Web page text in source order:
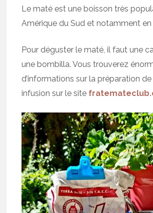
Le maté est une boisson très
Amérique du Sud et notamment en
Pour déguster le maté, il faut une
une bombilla. Vous trouverez
d’informations sur la préparation
infusion sur le site